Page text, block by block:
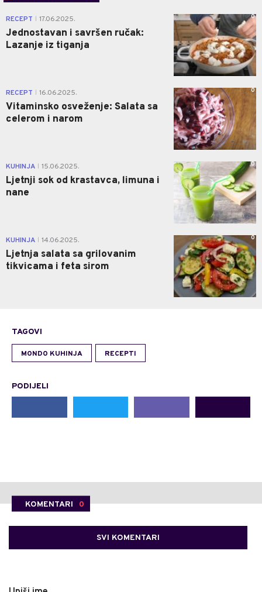
RECEPT 17.06.2025.
Jednostavan i savršen ručak:
Lazanje iz tiganja
0
RECEPT 16.06.2025.
Vitaminsko osveženje: Salata sa
celerom i narom
0
KUHINJA 15.06.2025.
Ljetnji sok od krastavca, limuna i
nane
0
KUHINJA 14.06.2025.
Ljetnja salata sa grilovanim
tikvicama i feta sirom
0
TAGOVI
MONDO KUHINJA RECEPTI
PODIJELI
KOMENTARI 0
SVI KOMENTARI